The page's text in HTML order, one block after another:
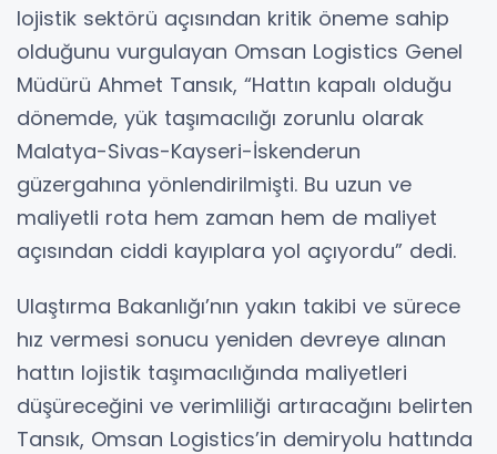
lojistik sektörü açısından kritik öneme sahip
olduğunu vurgulayan Omsan Logistics Genel
Müdürü Ahmet Tansık, “Hattın kapalı olduğu
dönemde, yük taşımacılığı zorunlu olarak
Malatya-Sivas-Kayseri-İskenderun
güzergahına yönlendirilmişti. Bu uzun ve
maliyetli rota hem zaman hem de maliyet
açısından ciddi kayıplara yol açıyordu” dedi.
Ulaştırma Bakanlığı’nın yakın takibi ve sürece
hız vermesi sonucu yeniden devreye alınan
hattın lojistik taşımacılığında maliyetleri
düşüreceğini ve verimliliği artıracağını belirten
Tansık, Omsan Logistics’in demiryolu hattında